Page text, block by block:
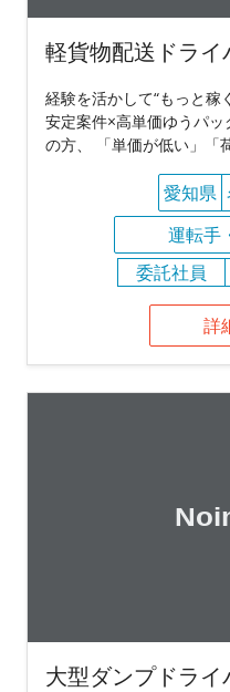
軽貨物配送ドラ
経験を活かして“もっと稼
安定案件×高単価ゆうパ
の方、 「単価が低い」「
愛知県
運転手
委託社員
詳
大型ダンプドライ